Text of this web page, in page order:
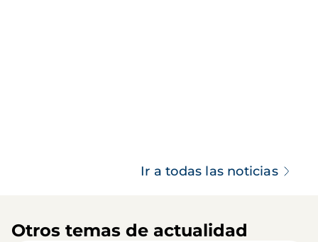
Ir a todas las noticias
Otros temas de actualidad